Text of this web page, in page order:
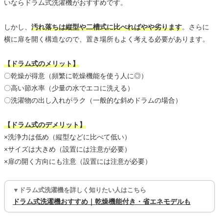
いならドラム式洗濯機がおすすめです。
しかし、 汚れ落ちは縦型や二槽式に比べればやや劣ります。さらに
横に扉を開く構造なので、置き場所もよく考える必要があります。
【ドラム式のメリット】
〇乾燥が得意（頻繁に乾燥機能を使う人に◎）
〇高い節水率（少量の水でエコに洗える）
〇洗濯物の出し入れがラク（一般的な斜めドラムの場合）
【ドラム式のデメリット】
×洗浄力は低め（縦型などに比べて低い）
×サイズは大きめ（設置には注意が必要）
×扉の開く方向にも注意（設置には注意が必要）
▼ドラム式洗濯機を詳しく知りたい人はこちら
ドラム式洗濯機おすすめ｜乾燥機能付き・省エネモデルも